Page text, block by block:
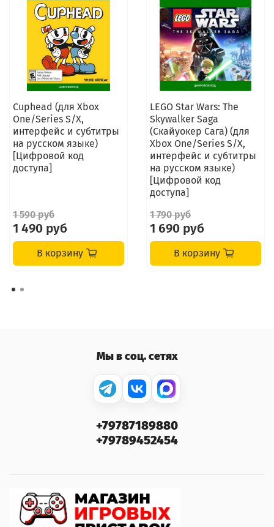
Cuphead (для Xbox
One/Series S/X,
интерфейс и субтитры
на русском языке)
[Цифровой код
доступа]
1 590 руб
1 490 руб
В корзину
LEGO Star Wars: The
Skywalker Saga
(Скайуокер Сага) (для
Xbox One/Series S/X,
интерфейс и субтитры
на русском языке)
[Цифровой код
доступа]
1 790 руб
1 690 руб
В корзину
Мы в соц. сетях
+79787189880
+79789452454